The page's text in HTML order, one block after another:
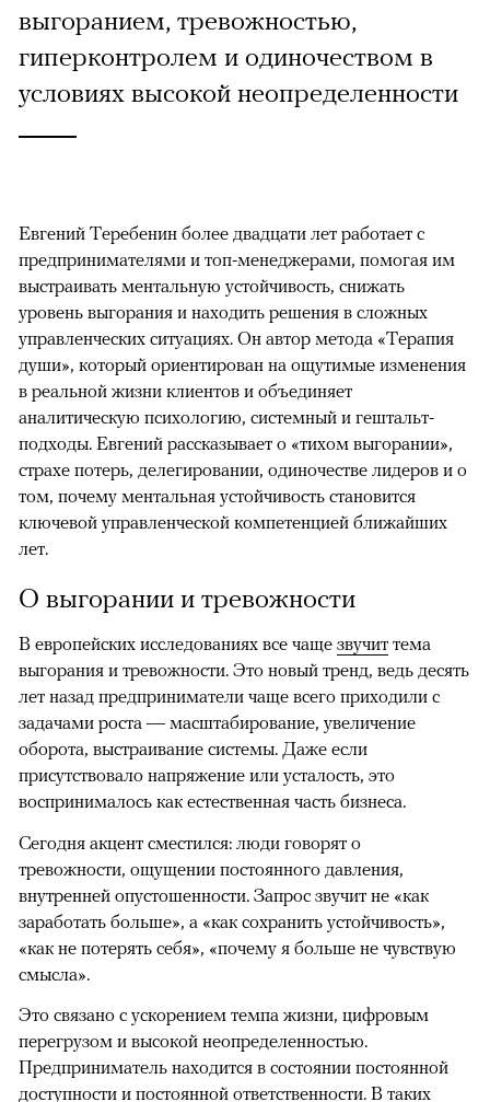
выгоранием, тревожностью,
гиперконтролем и одиночеством в
условиях высокой неопределенности
Евгений Теребенин более двадцати лет работает с
предпринимателями и топ-менеджерами, помогая им
выстраивать ментальную устойчивость, снижать
уровень выгорания и находить решения в сложных
управленческих ситуациях. Он автор метода «Терапия
души», который ориентирован на ощутимые изменения
в реальной жизни клиентов и объединяет
аналитическую психологию, системный и гештальт-
подходы. Евгений рассказывает о «тихом выгорании»,
страхе потерь, делегировании, одиночестве лидеров и о
том, почему ментальная устойчивость становится
ключевой управленческой компетенцией ближайших
лет.
О выгорании и тревожности
В европейских исследованиях все чаще звучит тема
выгорания и тревожности. Это новый тренд, ведь десять
лет назад предприниматели чаще всего приходили с
задачами роста — масштабирование, увеличение
оборота, выстраивание системы. Даже если
присутствовало напряжение или усталость, это
воспринималось как естественная часть бизнеса.
Сегодня акцент сместился: люди говорят о
тревожности, ощущении постоянного давления,
внутренней опустошенности. Запрос звучит не «как
заработать больше», а «как сохранить устойчивость»,
«как не потерять себя», «почему я больше не чувствую
смысла».
Это связано с ускорением темпа жизни, цифровым
перегрузом и высокой неопределенностью.
Предприниматель находится в состоянии постоянной
доступности и постоянной ответственности. В таких